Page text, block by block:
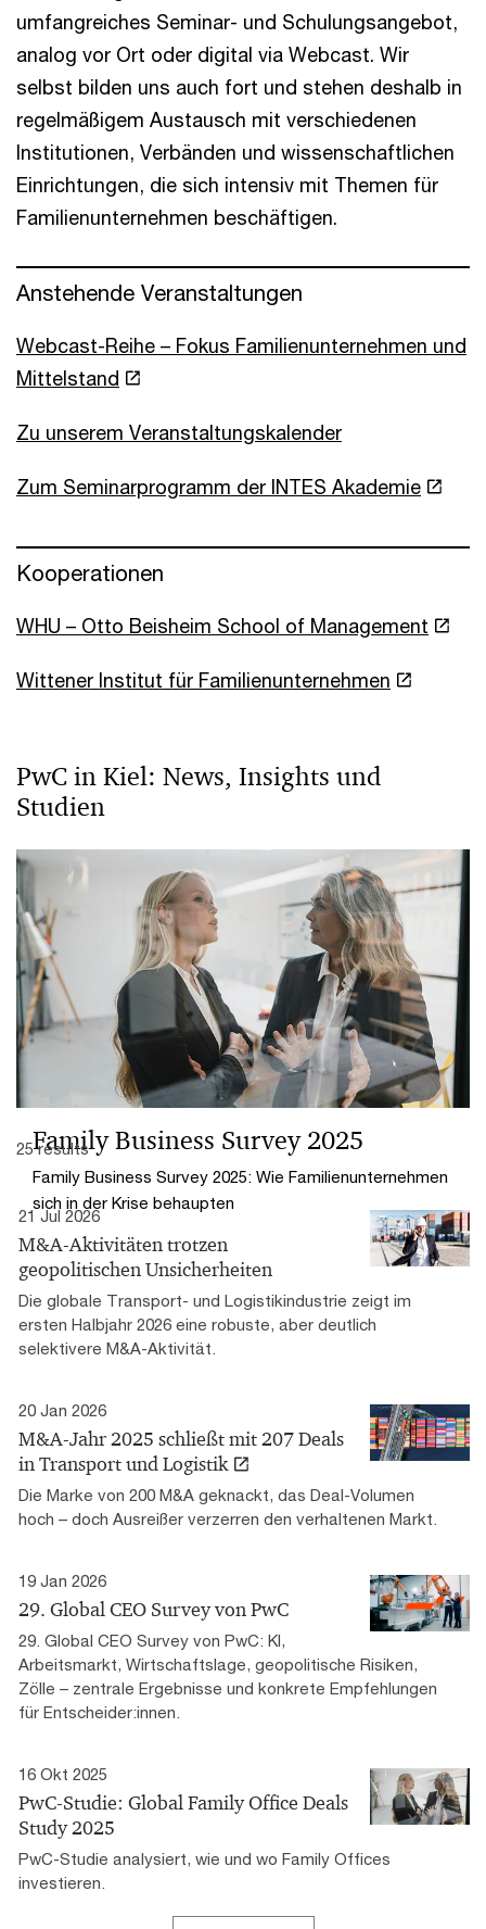
umfangreiches Seminar- und Schulungsangebot,
analog vor Ort oder digital via Webcast. Wir
selbst bilden uns auch fort und stehen deshalb in
regelmäßigem Austausch mit verschiedenen
Institutionen, Verbänden und wissenschaftlichen
Einrichtungen, die sich intensiv mit Themen für
Familienunternehmen beschäftigen.
Anstehende Veranstaltungen
Webcast-Reihe – Fokus Familienunternehmen und
Mittelstand
Zu unserem Veranstaltungskalender
Zum Seminarprogramm der INTES Akademie
Kooperationen
WHU – Otto Beisheim School of Management
Wittener Institut für Familienunternehmen
PwC in Kiel: News, Insights und
Studien
Family Business Survey 2025
Family Business Survey 2025: Wie Familienunternehmen
sich in der Krise behaupten
25 results
21 Jul 2026
M&A-Aktivitäten trotzen
geopolitischen Unsicherheiten
Die globale Transport- und Logistikindustrie zeigt im
ersten Halbjahr 2026 eine robuste, aber deutlich
selektivere M&A-Aktivität.
20 Jan 2026
M&A-Jahr 2025 schließt mit 207 Deals
in Transport und Logistik
Die Marke von 200 M&A geknackt, das Deal-Volumen
hoch – doch Ausreißer verzerren den verhaltenen Markt.
19 Jan 2026
29. Global CEO Survey von PwC
29. Global CEO Survey von PwC: KI,
Arbeitsmarkt, Wirtschaftslage, geopolitische Risiken,
Zölle – zentrale Ergebnisse und konkrete Empfehlungen
für Entscheider:innen.
16 Okt 2025
PwC-Studie: Global Family Office Deals
Study 2025
PwC-Studie analysiert, wie und wo Family Offices
investieren.